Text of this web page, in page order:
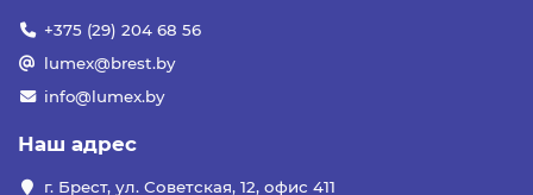
+375 (29) 204 68 56
lumex@brest.by
info@lumex.by
Наш адрес
г. Брест, ул. Советская, 12, офис 411